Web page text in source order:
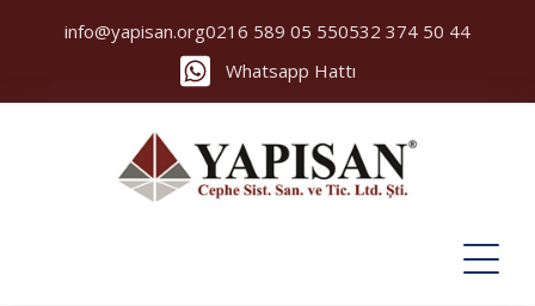
info@yapisan.org0216 589 05 550532 374 50 44
Whatsapp Hattı